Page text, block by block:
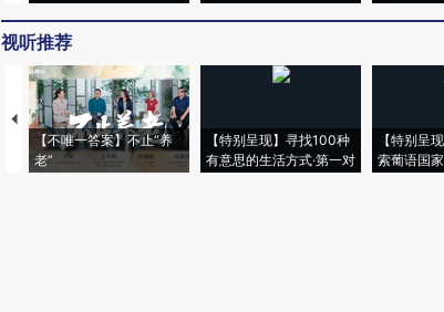
视听推荐
【不唯一答案】不止“养
老”
【特别呈现】寻找100种
有意思的生活方式·第一对
【特别呈
索葡语国